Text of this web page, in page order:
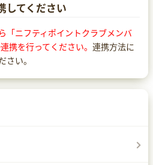
してください
「ニフティポイントクラブメンバ
携を行ってください。 連携方法に
さい。